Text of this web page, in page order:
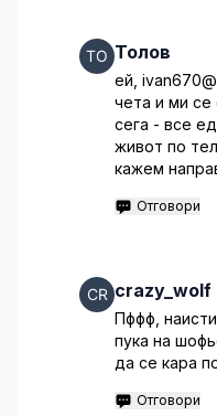
Толов
ей,
чета и ми се
сега - все
живот по
кажем
Отговори
crazy_wolf
Пффф,
пука на
да се кара
Отговори